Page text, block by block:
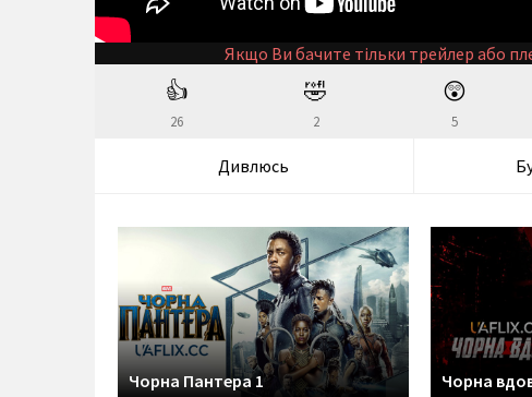
Якщо Ви бачите тільки трейлер або
👍
26
🤣
2
😲
5
Дивлюсь
Чорна Пантера 1 Чорна